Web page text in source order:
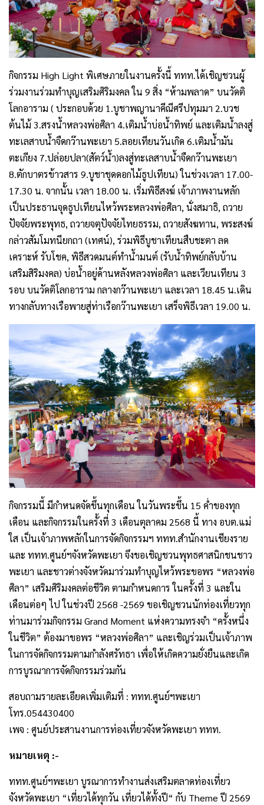
กิจกรรม High Light พิเศษภายในงานครั้งนี้ ททท.ได้เชิญชวนผู้
ร่วมงานร่วมทำบุญเสริมศิริมงคล ใน 9 สิ่ง “ห้ามพลาด” บนวัดติ
โลกอาราม ( ประกอบด้วย 1.บูชาพญานาคีณีศรีปทุมมา 2.บวช
ต้นไม้ 3.สรงน้ำหลวงพ่อศิลา 4.เติมน้ำบ่อน้ำทิพย์ และเติมน้ำลงสู่
ทะเลสาบน้ำจืดกว๊านพะเยา 5.ลอยเทียนวันเกิด 6.เติมน้ำมัน
ตะเกียง 7.ปล่อยปลา(สัตว์น้ำ)ลงสู่ทะเลสาบน้ำจืดกว๊านพะเยา
8.ตักบาตรข้าวสาร 9.บูชาชุดดอกไม้ธูปเทียน) ในช่วงเวลา 17.00-
17.30 น. จากนั้น เวลา 18.00 น. เริ่มพิธีสงฆ์ เจ้าภาพงานหลัก
เป็นประธานจุดธูปเทียนไหว้พระหลวงพ่อศิลา, นั่งสมาธิ, ถวาย
ปัจจัยพระพุทธ, ถวายจตุปัจจัยไทยธรรม, ถวายสังฆทาน, พระสงฆ์
กล่าวสัมโมทนียกถา (เทศน์), ร่วมพิธีบูชาเทียนสืบชะตา ลด
เคราะห์ รับโชค, พิธีสวดมนต์ทำน้ำมนต์ (รับน้ำทิพย์กลับบ้าน
เสริมสิริมงคล) บ่อน้ำอยู่ด้านหลังหลวงพ่อศิลา และเวียนเทียน 3
รอบ บนวัดติโลกอาราม กลางกว๊านพะเยา และเวลา 18.45 น.เดิน
ทางกลับทางเรือพายสู่ท่าเรือกว๊านพะเยา เสร็จพิธีเวลา 19.00 น.
กิจกรรมนี้ มีกำหนดจัดขึ้นทุกเดือน ในวันพระขึ้น 15 ค่ำของทุก
เดือน และกิจกรรมในครั้งที่ 3 เดือนตุลาคม 2568 นี้ ทาง อบต.แม่
ใส เป็นเจ้าภาพหลักในการจัดกิจกรรมฯ ททท.สำนักงานเชียงราย
และ ททท.ศูนย์ฯจังหวัดพะเยา จึงขอเชิญชวนพุทธศาสนิกชนชาว
พะเยา และชาวต่างจังหวัดมาร่วมทำบุญไหว้พระขอพร “หลวงพ่อ
ศิลา” เสริมศิริมงคลต่อชีวิต ตามกำหนดการ ในครั้งที่ 3 และใน
เดือนต่อๆ ไป ในช่วงปี 2568 -2569 ขอเชิญชวนนักท่องเที่ยวทุก
ท่านมาร่วมกิจกรรม Grand Moment แห่งความทรงจำ “ครั้งหนึ่ง
ในชีวิต” ต้องมาขอพร “หลวงพ่อศิลา” และเชิญร่วมเป็นเจ้าภาพ
ในการจัดกิจกรรมตามกำลังศรัทธา เพื่อให้เกิดความยั่งยืนและเกิด
การบูรณาการจัดกิจกรรมร่วมกัน
สอบถามรายละเอียดเพิ่มเติมที่ : ททท.ศูนย์ฯพะเยา
โทร.054430400
เพจ : ศูนย์ประสานงานการท่องเที่ยวจังหวัดพะเยา ททท.
หมายเหตุ :-
ททท.ศูนย์ฯพะเยา บูรณาการทำงานส่งเสริมตลาดท่องเที่ยว
จังหวัดพะเยา “เที่ยวได้ทุกวัน เที่ยวได้ทั้งปี“ กับ Theme ปี 2569